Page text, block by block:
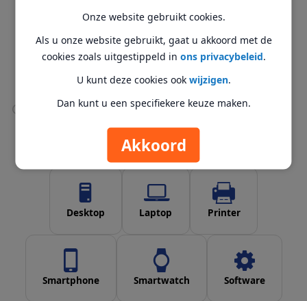
Onze website gebruikt cookies.
Als u onze website gebruikt, gaat u akkoord met de
cookies zoals uitgestippeld in ons privacybeleid.
U kunt deze cookies ook wijzigen.
Dan kunt u een specifiekere keuze maken.
Akkoord
Axitech is nooit verantwoordelijk voor het verlies van
te brengen voor onderhoud of herstel.
Axitech biedt ookdata recovery diensten aan.
Desktop Laptop Printer
Smartphone Smartwatch Software